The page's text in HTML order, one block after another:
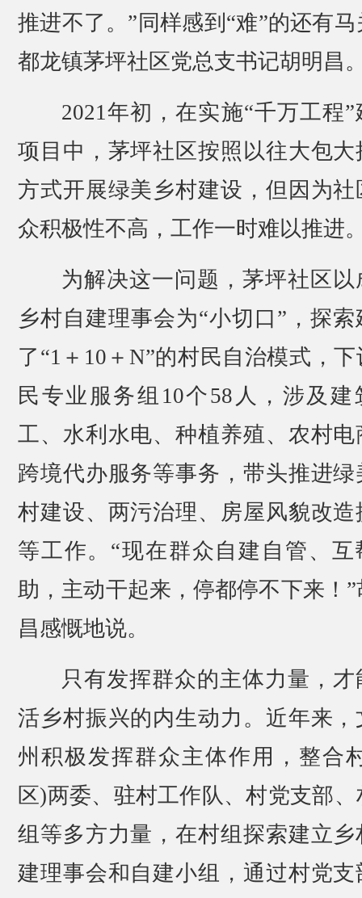
推进不了。”同样感到“难”的还有
都龙镇茅坪社区党总支书记胡明昌
2021年初，在实施“千万工程”
项目中，茅坪社区按照以往大包大
方式开展绿美乡村建设，但因为社
众积极性不高，工作一时难以推进
为解决这一问题，茅坪社区以
乡村自建理事会为“小切口”，探索
了“1＋10＋N”的村民自治模式，下
民专业服务组10个58人，涉及建
工、水利水电、种植养殖、农村电
跨境代办服务等事务，带头推进绿
村建设、两污治理、房屋风貌改造
等工作。“现在群众自建自管、互
助，主动干起来，停都停不下来！”
昌感慨地说。
只有发挥群众的主体力量，才
活乡村振兴的内生动力。近年来，
州积极发挥群众主体作用，整合
区)两委、驻村工作队、村党支部、
组等多方力量，在村组探索建立乡
建理事会和自建小组，通过村党支